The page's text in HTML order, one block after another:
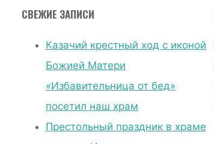
СВЕЖИЕ ЗАПИСИ
Казачий крестный ход с иконой
Божией Матери
«Избавительница от бед»
посетил наш храм
Престольный праздник в храме